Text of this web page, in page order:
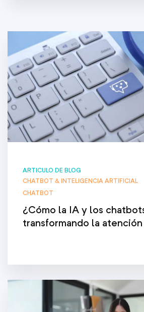
ARTICULO DE BLOG
CHATBOT & INTELIGENCIA ARTIFICIAL
CHATBOT
¿Cómo la IA y los
transformando la